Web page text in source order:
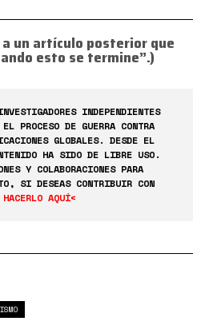
un artículo posterior que
esto se termine”.)
INDEPENDIENTES
PROCESO DE GUERRA CONTRA
GLOBALES. DESDE EL
HA SIDO DE LIBRE USO.
Y COLABORACIONES PARA
SI DESEAS CONTRIBUIR CON
HACERLO AQUÍ<